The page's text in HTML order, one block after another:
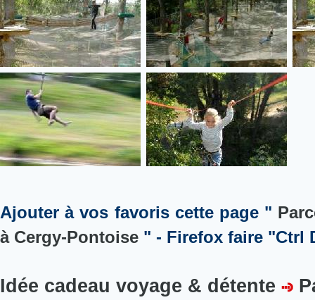
Ajouter à vos favoris cette page "
à Cergy-Pontoise " - Firefox faire "Ctrl
Idée cadeau voyage & détente